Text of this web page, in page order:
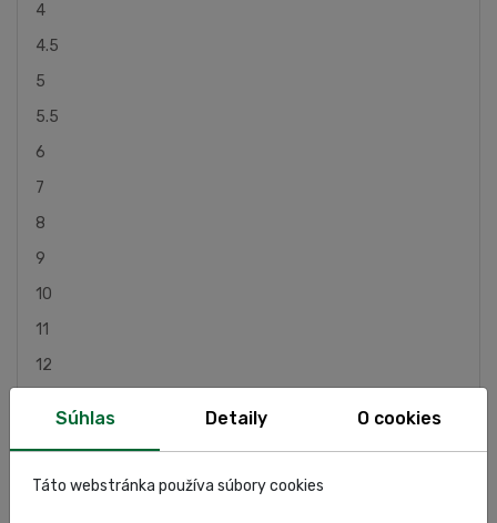
4
4.5
5
5.5
6
7
8
9
10
11
12
Súhlas Detaily O cookies
Táto webstránka používa súbory cookies